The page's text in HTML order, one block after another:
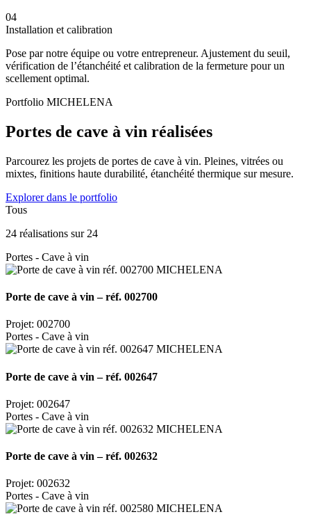
04
Installation et calibration
Pose par notre équipe ou votre entrepreneur. Ajustement du seuil,
vérification de l’étanchéité et calibration de la fermeture pour un
scellement optimal.
Portfolio MICHELENA
Portes de cave à vin réalisées
Parcourez les projets de portes de cave à vin. Pleines, vitrées ou
mixtes, finitions haute durabilité, étanchéité thermique sur mesure.
Explorer dans le portfolio
Tous
24 réalisations sur 24
Portes - Cave à vin
Porte de cave à vin – réf. 002700
Projet: 002700
Portes - Cave à vin
Porte de cave à vin – réf. 002647
Projet: 002647
Portes - Cave à vin
Porte de cave à vin – réf. 002632
Projet: 002632
Portes - Cave à vin